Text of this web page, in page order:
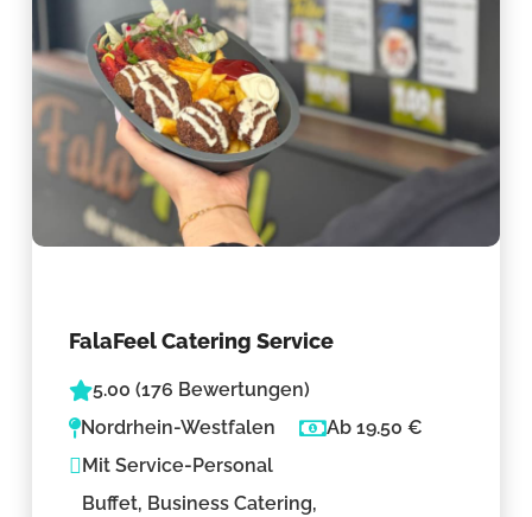
FalaFeel Catering Service
5.00 (176 Bewertungen)
Nordrhein-Westfalen
Ab 19.50 €
Mit Service-Personal
Buffet, Business Catering,